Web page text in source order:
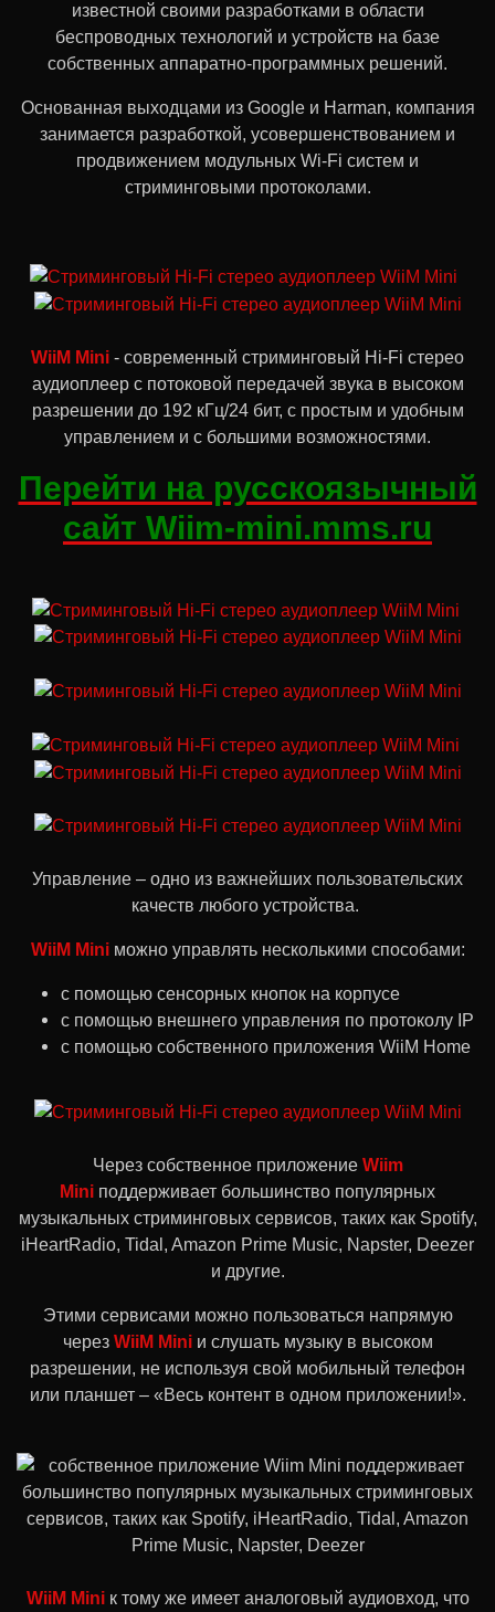
известной своими разработками в области
беспроводных технологий и устройств на базе
собственных аппаратно-программных решений.
Основанная выходцами из Google и Harman, компания
занимается разработкой, усовершенствованием и
продвижением модульных Wi-Fi систем и
стриминговыми протоколами.
WiiM Mini - современный стриминговый Hi-Fi стерео
аудиоплеер с потоковой передачей звука в высоком
разрешении до 192 кГц/24 бит, с простым и удобным
управлением и с большими возможностями.
Перейти на русскоязычный
сайт Wiim-mini.mms.ru
Управление – одно из важнейших пользовательских
качеств любого устройства.
WiiM Mini можно управлять несколькими способами:
с помощью сенсорных кнопок на корпусе
с помощью внешнего управления по протоколу IP
с помощью собственного приложения WiiM Home
Через собственное приложение Wiim
Mini поддерживает большинство популярных
музыкальных стриминговых сервисов, таких как Spotify,
iHeartRadio, Tidal, Amazon Prime Music, Napster, Deezer
и другие.
Этими сервисами можно пользоваться напрямую
через WiiM Mini и слушать музыку в высоком
разрешении, не используя свой мобильный телефон
или планшет – «Весь контент в одном приложении!».
WiiM Miniк тому же имеет аналоговый аудиовход, что